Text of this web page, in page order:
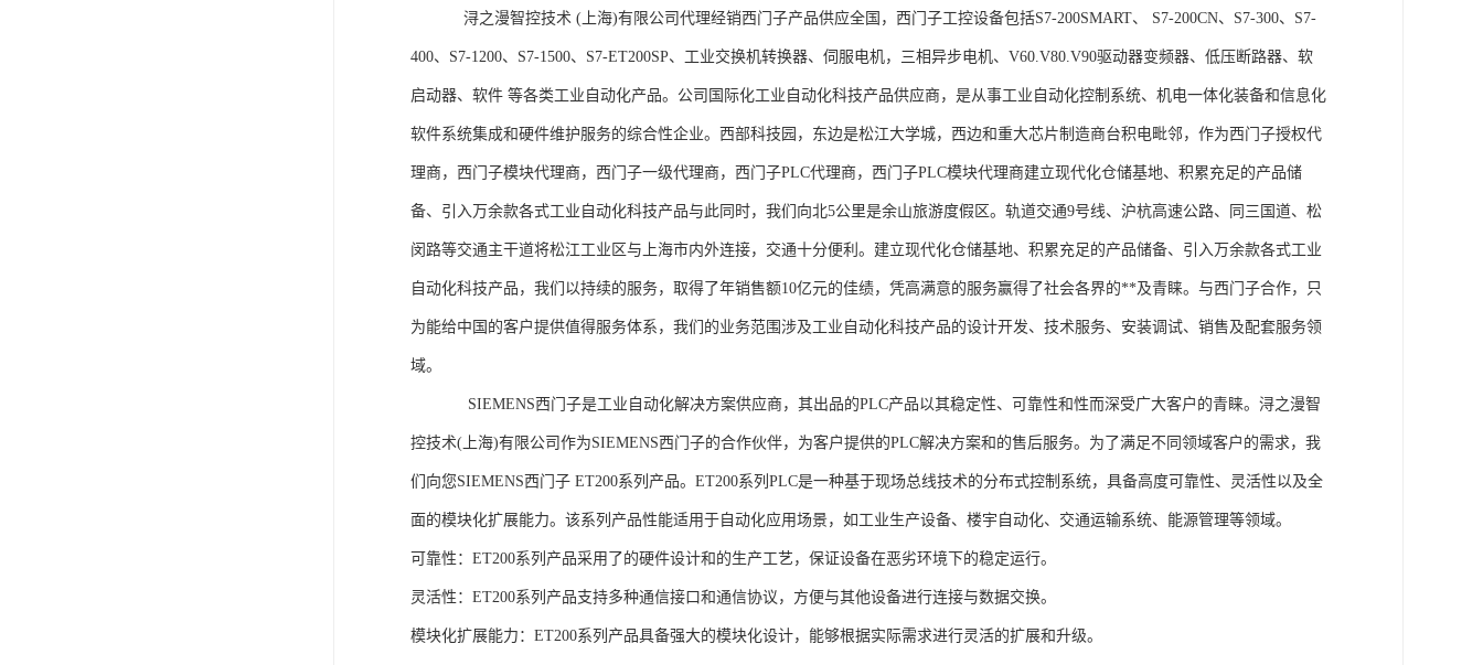
浔之漫智控技术 (上海)有限公司代理经销西门子产品供应全国，西门子工控设备包括S7-200SMART、 S7-200CN、S7-300、S7-
400、S7-1200、S7-1500、S7-ET200SP、工业交换机转换器、伺服电机，三相异步电机、V60.V80.V90驱动器变频器、低压断路器、软
启动器、软件 等各类工业自动化产品。公司国际化工业自动化科技产品供应商，是从事工业自动化控制系统、机电一体化装备和信息化
软件系统集成和硬件维护服务的综合性企业。西部科技园，东边是松江大学城，西边和重大芯片制造商台积电毗邻，作为西门子授权代
理商，西门子模块代理商，西门子一级代理商，西门子PLC代理商，西门子PLC模块代理商建立现代化仓储基地、积累充足的产品储
备、引入万余款各式工业自动化科技产品与此同时，我们向北5公里是余山旅游度假区。轨道交通9号线、沪杭高速公路、同三国道、松
闵路等交通主干道将松江工业区与上海市内外连接，交通十分便利。建立现代化仓储基地、积累充足的产品储备、引入万余款各式工业
自动化科技产品，我们以持续的服务，取得了年销售额10亿元的佳绩，凭高满意的服务赢得了社会各界的**及青睐。与西门子合作，只
为能给中国的客户提供值得服务体系，我们的业务范围涉及工业自动化科技产品的设计开发、技术服务、安装调试、销售及配套服务领
域。
SIEMENS西门子是工业自动化解决方案供应商，其出品的PLC产品以其稳定性、可靠性和性而深受广大客户的青睐。浔之漫智
控技术(上海)有限公司作为SIEMENS西门子的合作伙伴，为客户提供的PLC解决方案和的售后服务。为了满足不同领域客户的需求，我
们向您SIEMENS西门子 ET200系列产品。ET200系列PLC是一种基于现场总线技术的分布式控制系统，具备高度可靠性、灵活性以及全
面的模块化扩展能力。该系列产品性能适用于自动化应用场景，如工业生产设备、楼宇自动化、交通运输系统、能源管理等领域。
可靠性：ET200系列产品采用了的硬件设计和的生产工艺，保证设备在恶劣环境下的稳定运行。
灵活性：ET200系列产品支持多种通信接口和通信协议，方便与其他设备进行连接与数据交换。
模块化扩展能力：ET200系列产品具备强大的模块化设计，能够根据实际需求进行灵活的扩展和升级。